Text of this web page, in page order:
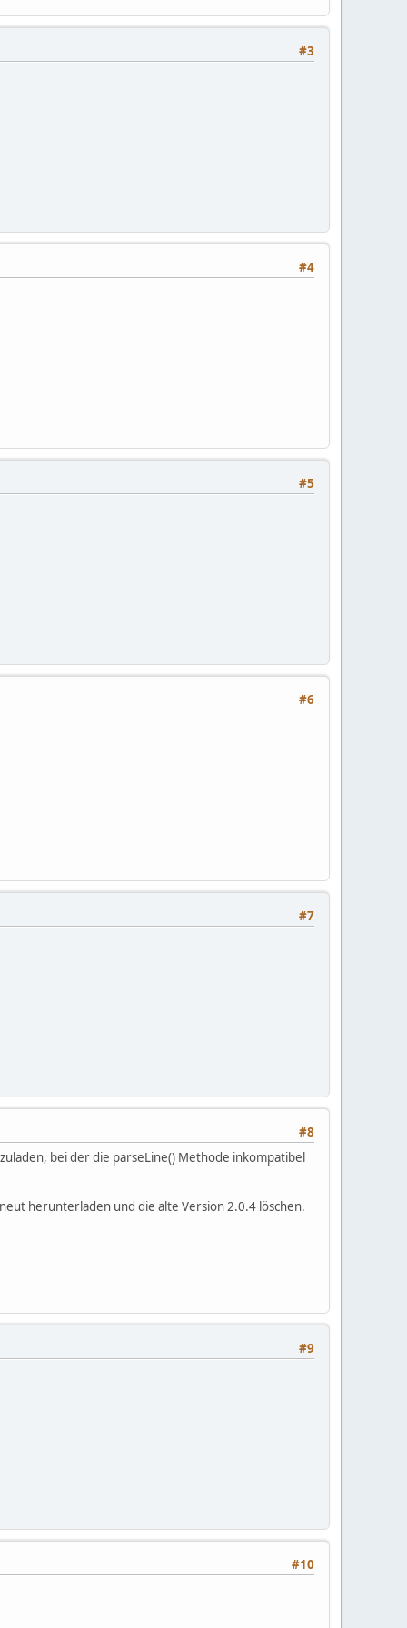
#3
#4
#5
#6
#7
#8
bei der die parseLine() Methode inkompatibel
herunterladen und die alte Version 2.0.4 löschen.
#9
#10